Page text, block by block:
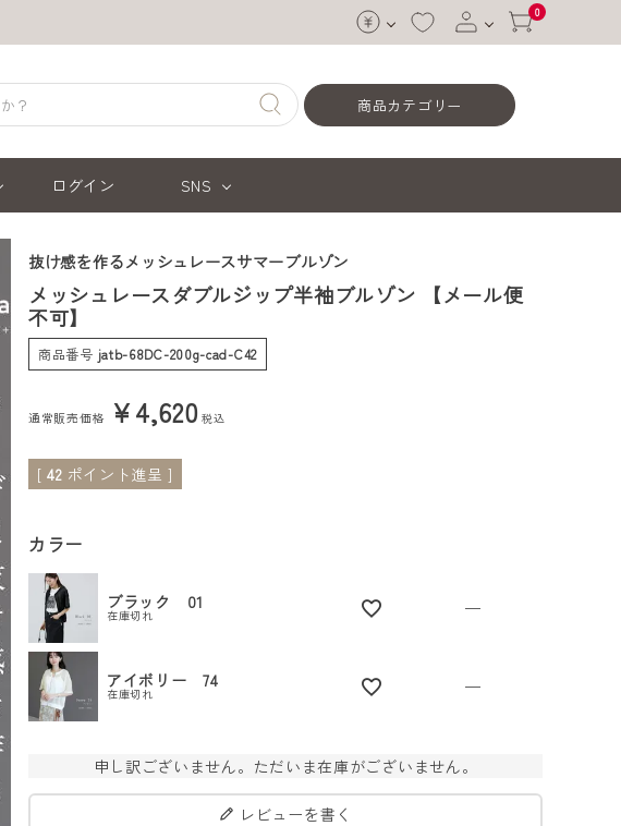
会員登録
0
商品カテゴリー
ログイン SNS
抜け感を作るメッシュレースサマーブルゾン
メッシュレースダブルジップ半袖ブルゾン 【メール便
不可】
商品番号 jatb-68DC-200g-cad-C42
通常販売価格 ¥4,620 税込
[ 42 ポイント進呈 ]
カラー
ブラック 01
在庫切れ —
アイボリー 74
在庫切れ —
申し訳ございません。ただいま在庫がございません。
レビューを書く